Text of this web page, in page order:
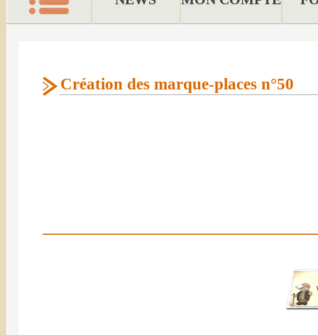
Création des marque-places n°50